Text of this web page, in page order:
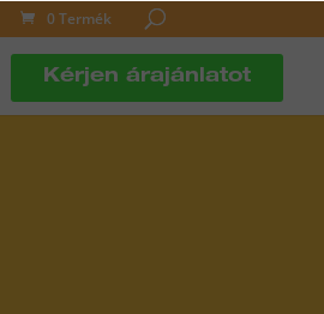
0 Termék
Kérjen árajánlatot